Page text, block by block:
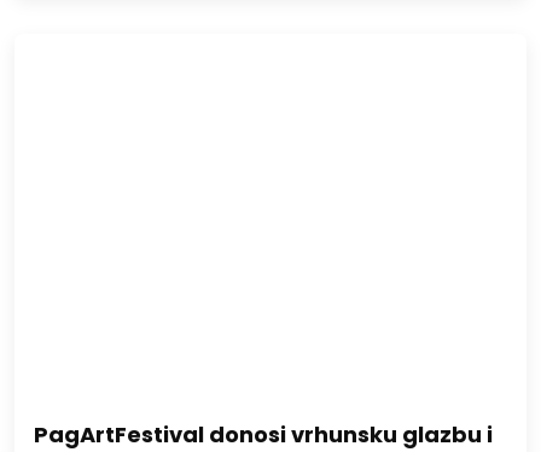
PagArtFestival donosi vrhunsku glazbu i